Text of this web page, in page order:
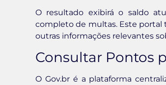
O resultado exibirá o saldo
completo de multas. Este portal
outras informações relevantes
Consultar Pontos
O Gov.br é a plataforma